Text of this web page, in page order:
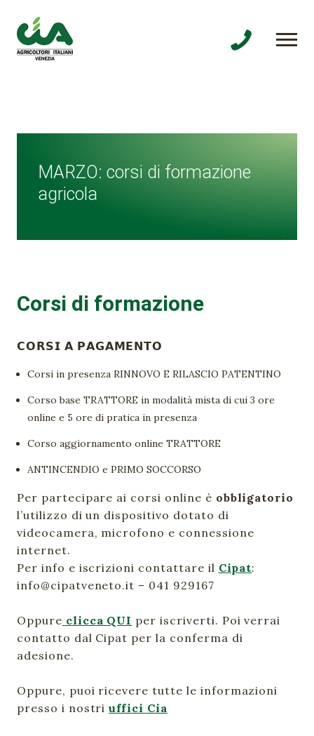
MARZO: corsi di formazione
agricola
Corsi di formazione
𝗖𝗢𝗥𝗦𝗜 𝗔 𝗣𝗔𝗚𝗔𝗠𝗘𝗡𝗧𝗢
Corsi in presenza RINNOVO E RILASCIO PATENTINO
Corso base TRATTORE in modalità mista di cui 3 ore
online e 5 ore di pratica in presenza
Corso aggiornamento online TRATTORE
ANTINCENDIO e PRIMO SOCCORSO
Per partecipare ai corsi online è obbligatorio
l’utilizzo di un dispositivo dotato di
videocamera, microfono e connessione
internet.
Per info e iscrizioni contattare il Cipat:
info@cipatveneto.it – 041 929167
Oppure clicca QUI per iscriverti. Poi verrai
contatto dal Cipat per la conferma di
adesione.
Oppure, puoi ricevere tutte le informazioni
presso i nostriuffici Cia